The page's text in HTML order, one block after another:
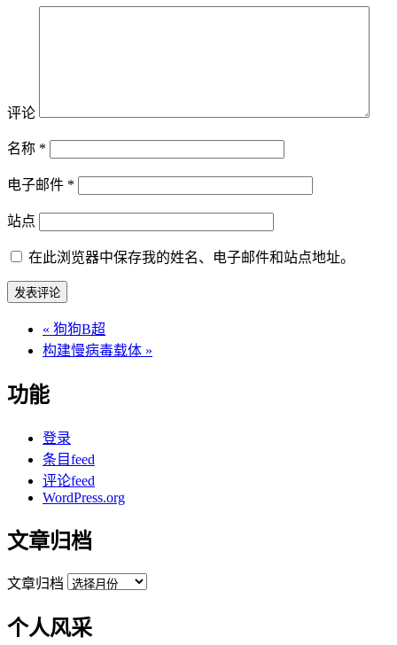
评论
名称 *
电子邮件 *
站点
在此浏览器中保存我的姓名、电子邮件和站点地址。
« 狗狗B超
构建慢病毒载体 »
功能
登录
条目feed
评论feed
WordPress.org
文章归档
文章归档
个人风采